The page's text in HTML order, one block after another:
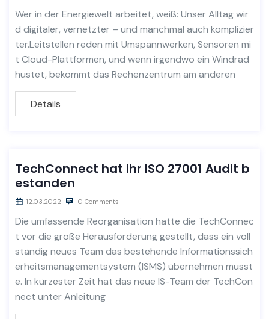
Wer in der Energiewelt arbeitet, weiß: Unser Alltag wir
d digitaler, vernetzter – und manchmal auch komplizier
ter.Leitstellen reden mit Umspannwerken, Sensoren mi
t Cloud-Plattformen, und wenn irgendwo ein Windrad
hustet, bekommt das Rechenzentrum am anderen
Details
TechConnect hat ihr ISO 27001 Audit b
estanden
12.03.2022 0 Comments
Die umfassende Reorganisation hatte die TechConnec
t vor die große Herausforderung gestellt, dass ein voll
ständig neues Team das bestehende Informationssich
erheitsmanagementsystem (ISMS) übernehmen musst
e. In kürzester Zeit hat das neue IS-Team der TechCon
nect unter Anleitung